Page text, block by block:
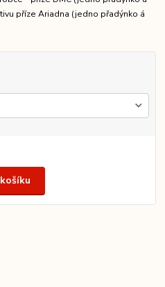
příze Ariadna (jedno přadýnko á